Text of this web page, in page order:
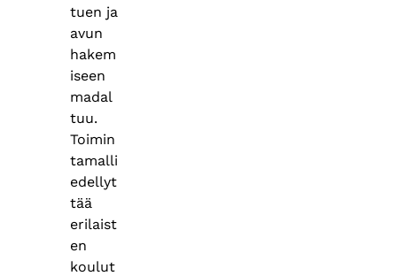
tuen ja
avun
hakem
iseen
madal
tuu.
Toimin
tamalli
edellyt
tää
erilaist
en
koulut